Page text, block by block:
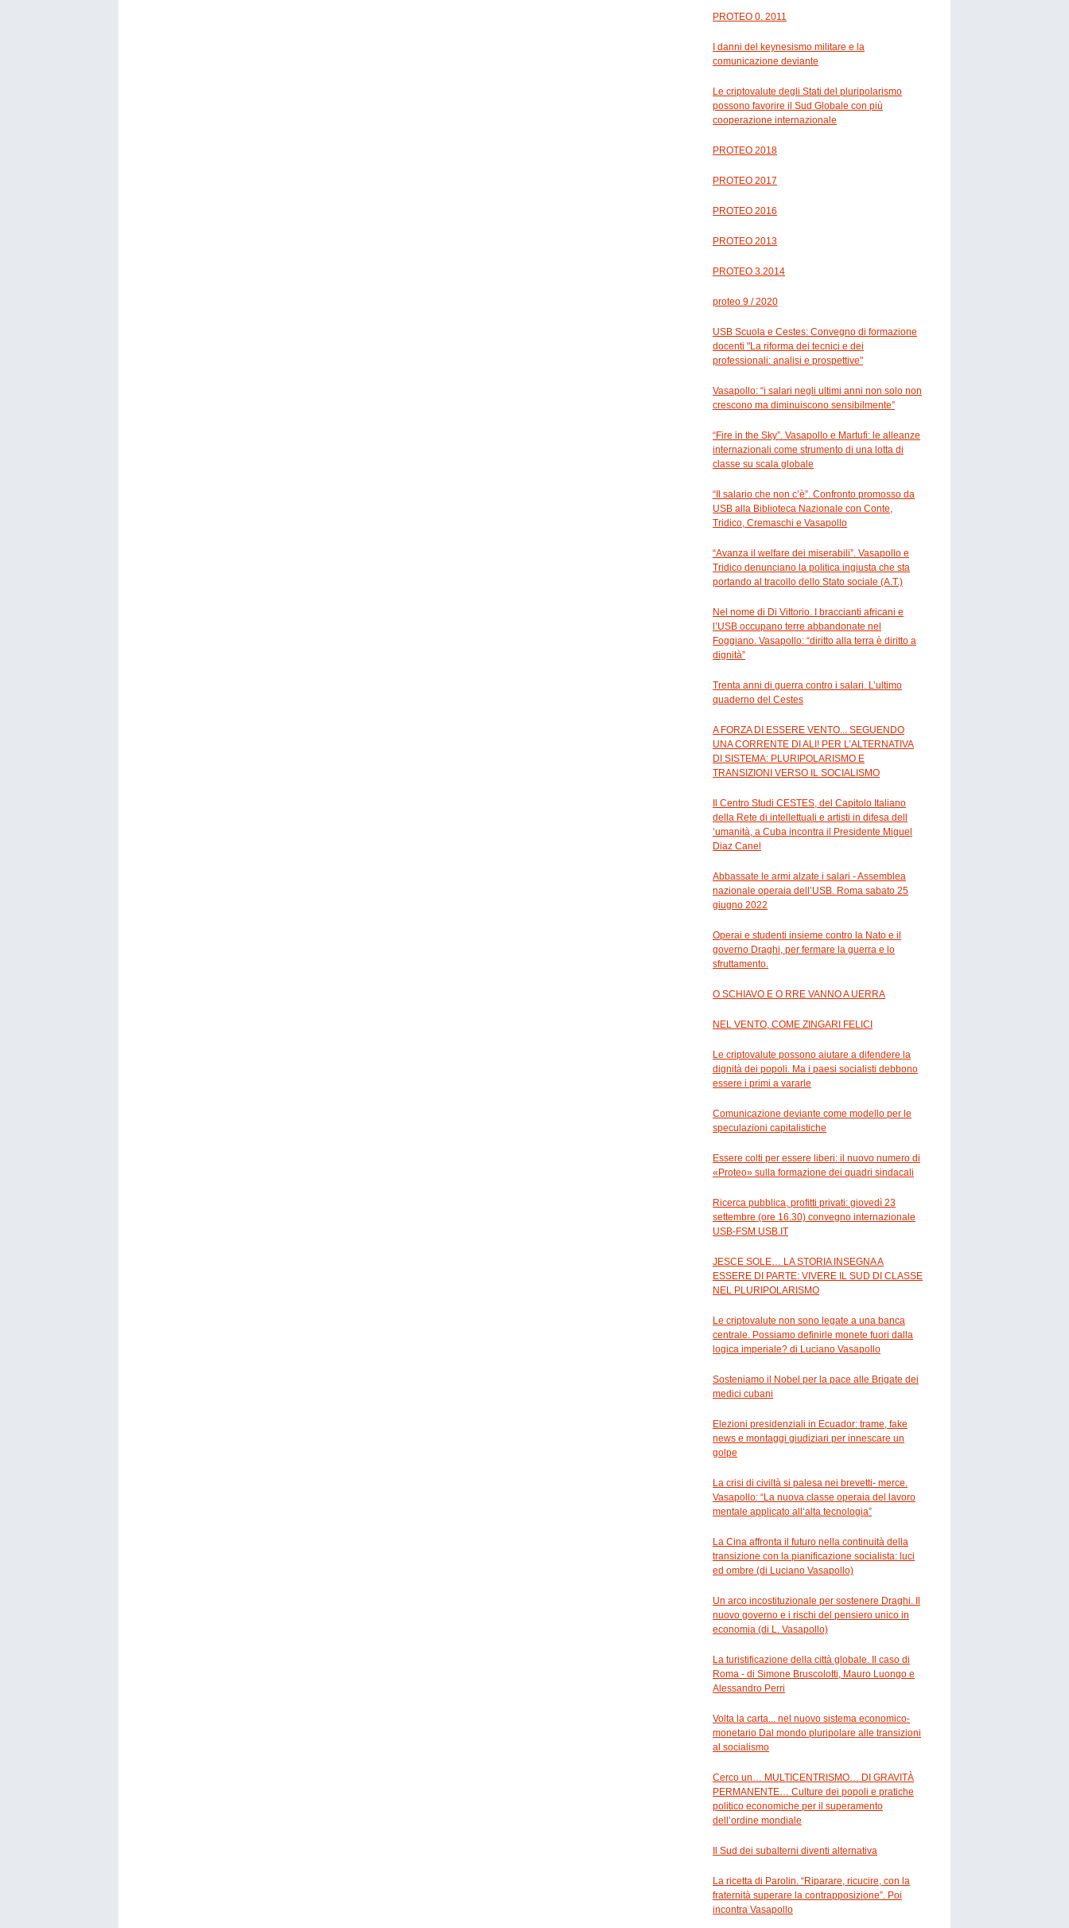
PROTEO 0. 2011
I danni del keynesismo militare e la
comunicazione deviante
Le criptovalute degli Stati del pluripolarismo
possono favorire il Sud Globale con più
cooperazione internazionale
PROTEO 2018
PROTEO 2017
PROTEO 2016
PROTEO 2013
PROTEO 3.2014
proteo 9 / 2020
USB Scuola e Cestes: Convegno di formazione
docenti "La riforma dei tecnici e dei
professionali: analisi e prospettive"
Vasapollo: “i salari negli ultimi anni non solo non
crescono ma diminuiscono sensibilmente”
“Fire in the Sky”. Vasapollo e Martufi: le alleanze
internazionali come strumento di una lotta di
classe su scala globale
“Il salario che non c’è”. Confronto promosso da
USB alla Biblioteca Nazionale con Conte,
Tridico, Cremaschi e Vasapollo
“Avanza il welfare dei miserabili”. Vasapollo e
Tridico denunciano la politica ingiusta che sta
portando al tracollo dello Stato sociale (A.T.)
Nel nome di Di Vittorio. I braccianti africani e
l’USB occupano terre abbandonate nel
Foggiano. Vasapollo: “diritto alla terra è diritto a
dignità”
Trenta anni di guerra contro i salari. L’ultimo
quaderno del Cestes
A FORZA DI ESSERE VENTO... SEGUENDO
UNA CORRENTE DI ALI! PER L’ALTERNATIVA
DI SISTEMA: PLURIPOLARISMO E
TRANSIZIONI VERSO IL SOCIALISMO
Il Centro Studi CESTES, del Capitolo Italiano
della Rete di intellettuali e artisti in difesa dell
‘umanità, a Cuba incontra il Presidente Miguel
Diaz Canel
Abbassate le armi alzate i salari - Assemblea
nazionale operaia dell’USB. Roma sabato 25
giugno 2022
Operai e studenti insieme contro la Nato e il
governo Draghi, per fermare la guerra e lo
sfruttamento.
O SCHIAVO E O RRE VANNO A UERRA
NEL VENTO, COME ZINGARI FELICI
Le criptovalute possono aiutare a difendere la
dignità dei popoli. Ma i paesi socialisti debbono
essere i primi a vararle
Comunicazione deviante come modello per le
speculazioni capitalistiche
Essere colti per essere liberi: il nuovo numero di
«Proteo» sulla formazione dei quadri sindacali
Ricerca pubblica, profitti privati: giovedì 23
settembre (ore 16.30) convegno internazionale
USB-FSM USB.IT
JESCE SOLE… LA STORIA INSEGNA A
ESSERE DI PARTE: VIVERE IL SUD DI CLASSE
NEL PLURIPOLARISMO
Le criptovalute non sono legate a una banca
centrale. Possiamo definirle monete fuori dalla
logica imperiale? di Luciano Vasapollo
Sosteniamo il Nobel per la pace alle Brigate dei
medici cubani
Elezioni presidenziali in Ecuador: trame, fake
news e montaggi giudiziari per innescare un
golpe
La crisi di civiltà si palesa nei brevetti- merce.
Vasapollo: “La nuova classe operaia del lavoro
mentale applicato all‘alta tecnologia”
La Cina affronta il futuro nella continuità della
transizione con la pianificazione socialista: luci
ed ombre (di Luciano Vasapollo)
Un arco incostituzionale per sostenere Draghi. Il
nuovo governo e i rischi del pensiero unico in
economia (di L. Vasapollo)
La turistificazione della città globale. Il caso di
Roma - di Simone Bruscolotti, Mauro Luongo e
Alessandro Perri
Volta la carta... nel nuovo sistema economico-
monetario Dal mondo pluripolare alle transizioni
al socialismo
Cerco un… MULTICENTRISMO… DI GRAVITÀ
PERMANENTE… Culture dei popoli e pratiche
politico economiche per il superamento
dell’ordine mondiale
Il Sud dei subalterni diventi alternativa
La ricetta di Parolin. “Riparare, ricucire, con la
fraternità superare la contrapposizione”. Poi
incontra Vasapollo